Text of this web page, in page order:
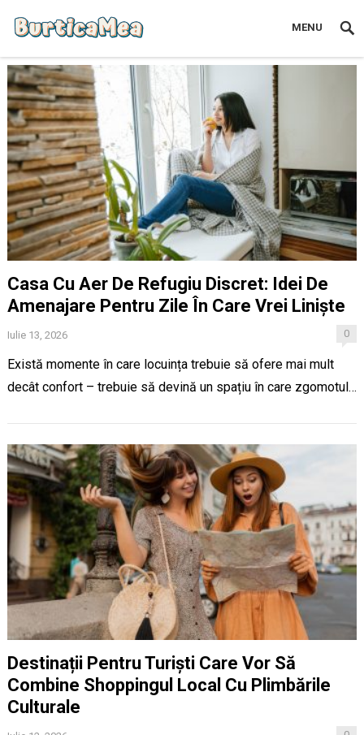
MENU
Casa Cu Aer De Refugiu Discret: Idei De
Amenajare Pentru Zile În Care Vrei Liniște
Iulie 13, 2026 0
Există momente în care locuința trebuie să ofere mai mult
decât confort – trebuie să devină un spațiu în care zgomotul…
Destinații Pentru Turiști Care Vor Să
Combine Shoppingul Local Cu Plimbările
Culturale